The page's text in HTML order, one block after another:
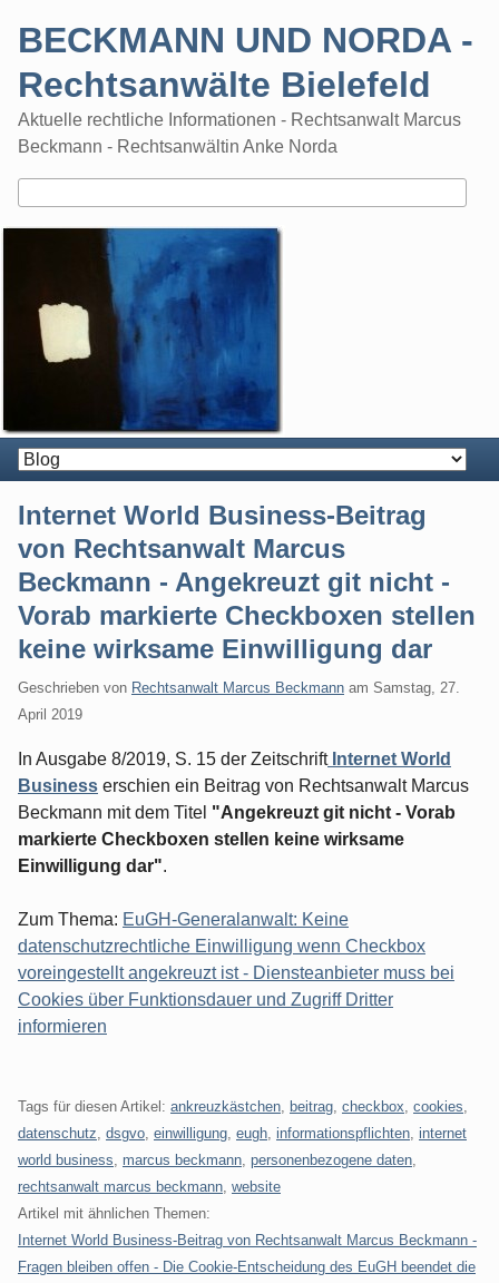
BECKMANN UND NORDA -
Rechtsanwälte Bielefeld
Aktuelle rechtliche Informationen - Rechtsanwalt Marcus
Beckmann - Rechtsanwältin Anke Norda
Internet World Business-Beitrag
von Rechtsanwalt Marcus
Beckmann - Angekreuzt git nicht -
Vorab markierte Checkboxen stellen
keine wirksame Einwilligung dar
Geschrieben von Rechtsanwalt Marcus Beckmann am Samstag, 27.
April 2019
In Ausgabe 8/2019, S. 15 der ZeitschriftInternet World
Business erschien ein Beitrag von Rechtsanwalt Marcus
Beckmann mit dem Titel "Angekreuzt git nicht - Vorab
markierte Checkboxen stellen keine wirksame
Einwilligung dar".
Zum Thema: EuGH-Generalanwalt: Keine
datenschutzrechtliche Einwilligung wenn Checkbox
voreingestellt angekreuzt ist - Diensteanbieter muss bei
Cookies über Funktionsdauer und Zugriff Dritter
informieren
Tags für diesen Artikel: ankreuzkästchen beitrag checkbox cookies
datenschutz dsgvo einwilligung eugh informationspflichten internet
world business
marcus beckmann personenbezogene daten
rechtsanwalt marcus beckmann website
Artikel mit ähnlichen Themen:
Internet World Business-Beitrag von Rechtsanwalt Marcus Beckmann -
Fragen bleiben offen - Die Cookie-Entscheidung des EuGH beendet die